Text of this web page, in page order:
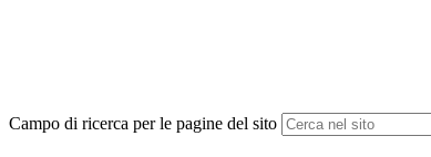
Campo di ricerca per le pagine del sito